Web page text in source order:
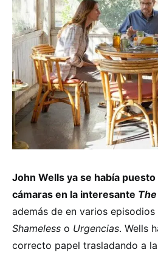
John Wells ya se había
cámaras en la interesante
además de en varios
Shameless o Urgencias. Wells
correcto papel trasladando a